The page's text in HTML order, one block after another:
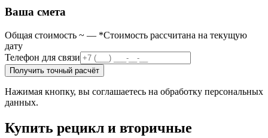
Ваша смета
Общая стоимость ~ — *Стоимость рассчитана на текущую
дату
Телефон для связи
Получить точный расчёт
Нажимая кнопку, вы соглашаетесь на обработку персональных
данных.
Купить рецикл и вторичные